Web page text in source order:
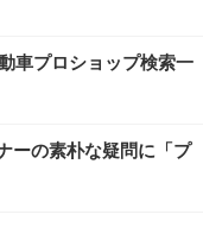
プロショップ検索一
ーの素朴な疑問に「プ